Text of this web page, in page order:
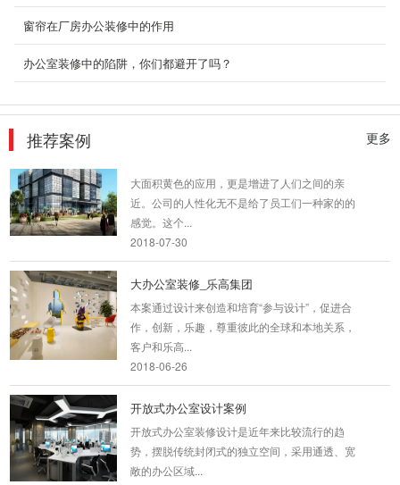
窗帘在厂房办公装修中的作用
办公室装修中的陷阱，你们都避开了吗？
更多
推荐案例
布吉办公室装修案例展示
越後面，犹如银行业的摆置，前线为柜台员、襄
2018-06-21
大面积黄色的应用，更是增进了人们之间的亲
近。公司的人性化无不是给了员工们一种家的的
感觉。这个...
2018-07-30
大办公室装修_乐高集团
本案通过设计来创造和培育“参与设计”，促进合
作，创新，乐趣，尊重彼此的全球和本地关系，
客户和乐高...
2018-06-26
开放式办公室设计案例
开放式办公室装修设计是近年来比较流行的趋
势，摆脱传统封闭式的独立空间，采用通透、宽
敞的办公区域...